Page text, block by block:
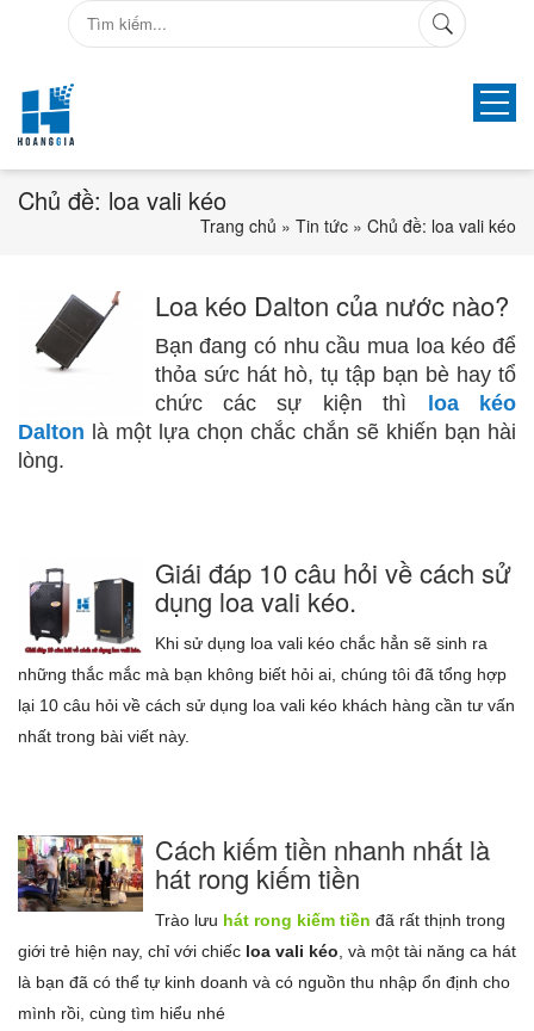
Chủ đề: loa vali kéo
Trang chủ » Tin tức » Chủ đề: loa vali kéo
Loa kéo Dalton của nước nào?
Bạn đang có nhu cầu mua loa kéo để
thỏa sức hát hò, tụ tập bạn bè hay tổ
chức các sự kiện thì
loa kéo
Dalton là một lựa chọn chắc chắn sẽ khiến bạn hài
lòng.
Giái đáp 10 câu hỏi về cách sử
dụng loa vali kéo.
Khi sử dụng loa vali kéo chắc hẳn sẽ sinh ra
những thắc mắc mà bạn không biết hỏi ai, chúng tôi đã tổng hợp
lại 10 câu hỏi về cách sử dụng loa vali kéo khách hàng cần tư vấn
nhất trong bài viết này.
Cách kiếm tiền nhanh nhất là
hát rong kiếm tiền
Trào lưu hát rong kiếm tiền đã rất thịnh trong
giới trẻ hiện nay, chỉ với chiếc loa vali kéo , và một tài năng ca hát
là bạn đã có thể tự kinh doanh và có nguồn thu nhập ổn định cho
mình rồi, cùng tìm hiểu nhé